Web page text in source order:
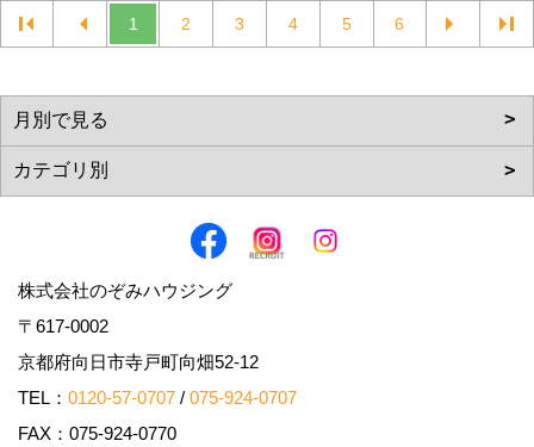
1 2 3 4 5 6
株式会社のぞみハウジング
〒617-0002
京都府向日市寺戸町向畑52-12
TEL： 0120-57-0707 / 075-924-0707
FAX：075-924-0770